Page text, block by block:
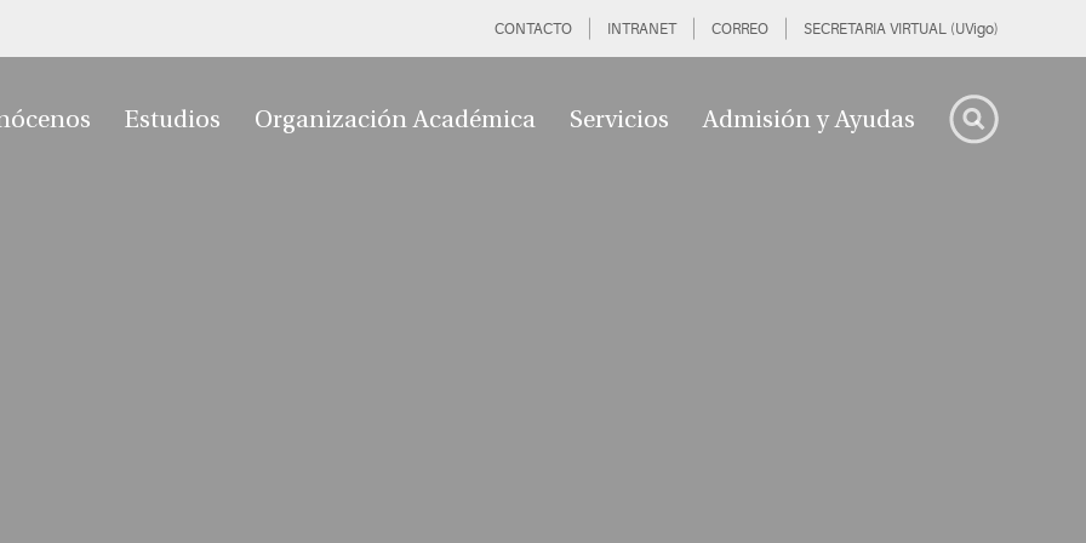
CONTACTO INTRANET CORREO SECRETARIA VIRTUAL (UVigo)
Estudios Organización Académica Servicios Admisión y Ayudas